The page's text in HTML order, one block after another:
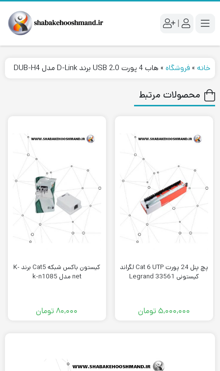
|
خانه »فروشگاه » هاب 4 پورت USB 2.0 برند D-Link مدل DUB-H4
محصولات مرتبط
پچ پنل 24 پورت Cat 6 UTP لگراند
کیستونی Legrand 33561
۵,۰۰۰,۰۰۰تومان
کیستون باکس شبکه Cat5 برند K-
net مدل k-n1085
۸۰,۰۰۰تومان